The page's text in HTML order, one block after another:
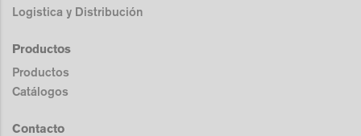
Logistica y Distribución
Productos
Productos
Catálogos
Contacto